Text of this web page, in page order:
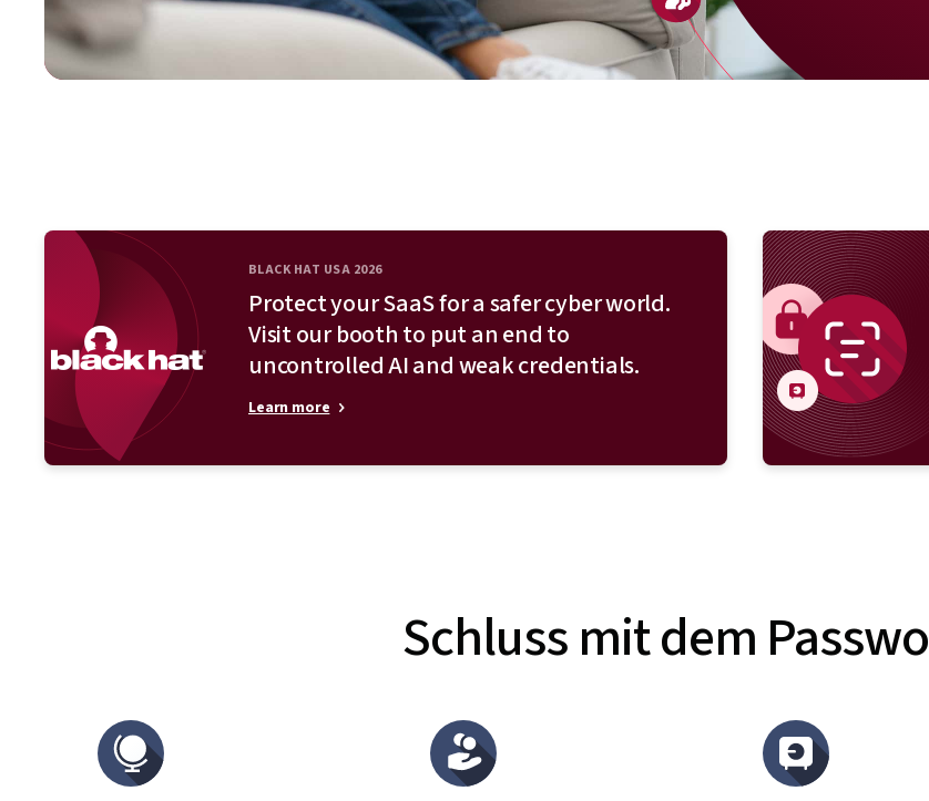
BLACK HAT USA 2026
Protect your SaaS for a safer cyber world.
Visit our booth to put an end to
uncontrolled AI and weak credentials.
Learn more
Schluss mit dem